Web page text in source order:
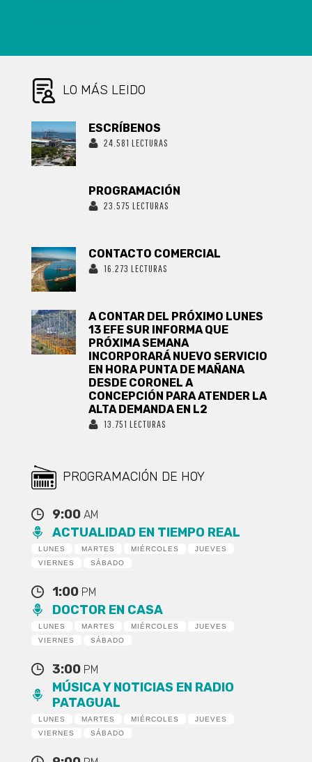
SUPERIOR
LO MÁS LEIDO
ESCRÍBENOS
24.581 LECTURAS
PROGRAMACIÓN
23.575 LECTURAS
CONTACTO COMERCIAL
16.273 LECTURAS
A CONTAR DEL PRÓXIMO LUNES
13 EFE SUR INFORMA QUE
PRÓXIMA SEMANA
INCORPORARÁ NUEVO SERVICIO
EN HORA PUNTA DE MAÑANA
DESDE CORONEL A
CONCEPCIÓN PARA ATENDER LA
ALTA DEMANDA EN L2
13.751 LECTURAS
PROGRAMACIÓN DE HOY
9:00 AM
ACTUALIDAD EN TIEMPO REAL
LUNES MARTES MIÉRCOLES
JUEVES
VIERNES
SÁBADO
1:00 PM
DOCTOR EN CASA
LUNES MARTES MIÉRCOLES
JUEVES
VIERNES
SÁBADO
3:00 PM
MÚSICA Y NOTICIAS EN RADIO
PATAGUAL
LUNES MARTES MIÉRCOLES
JUEVES
VIERNES
SÁBADO